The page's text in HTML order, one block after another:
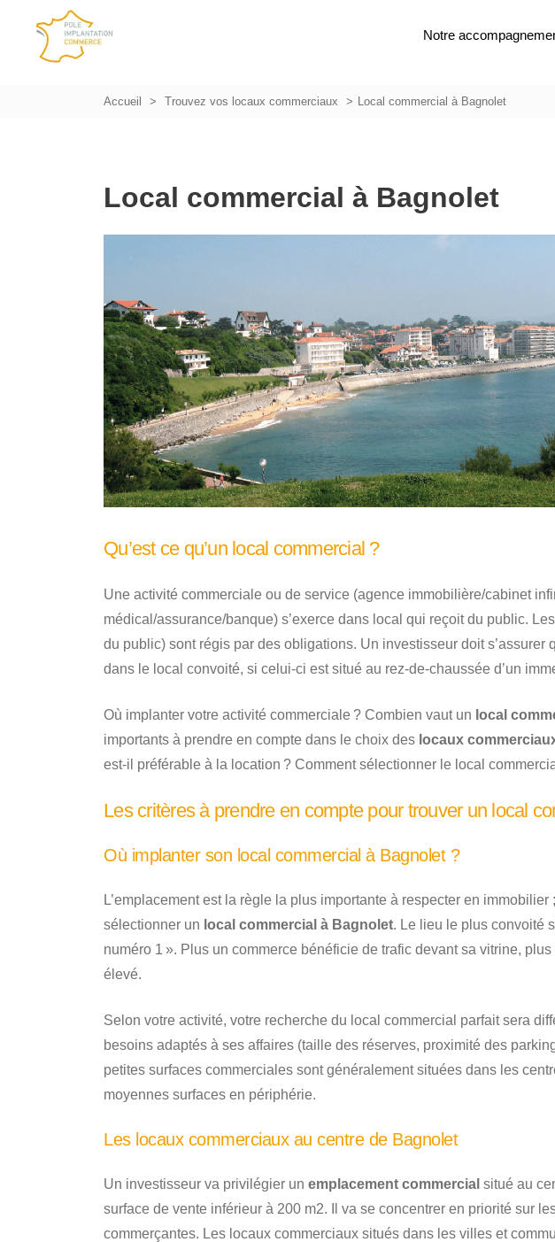
Notre
Accueil Trouvez vos locaux commerciaux Local commercial à Bagnolet
Local commercial à Bagnolet
Qu’est ce qu’un local commercial ?
Une activité commerciale ou de service (agence immobilière/cabinet
médical/assurance/banque) s’exerce dans local qui reçoit du public.
du public) sont régis par des obligations. Un investisseur doit s’assurer
dans le local convoité, si celui-ci est situé au rez-de-chaussée d’un
Où implanter votre activité commerciale ? Combien vaut un local
importants à prendre en compte dans le choix des locaux
est-il préférable à la location ? Comment sélectionner le local
Les critères à prendre en compte pour trouver un local
Où implanter son local commercial à Bagnolet ?
L’emplacement est la règle la plus importante à respecter en immobilier
sélectionner un local commercial à Bagnolet. Le lieu le plus convoité
numéro 1 ». Plus un commerce bénéficie de trafic devant sa vitrine, plus
élevé.
Selon votre activité, votre recherche du local commercial parfait sera
besoins adaptés à ses affaires (taille des réserves, proximité des
petites surfaces commerciales sont généralement situées dans les
moyennes surfaces en périphérie.
Les locaux commerciaux au centre de Bagnolet
Un investisseur va privilégier un emplacement commercial situé au
surface de vente inférieur à 200 m2. Il va se concentrer en priorité sur
commerçantes. Les locaux commerciaux situés dans les villes et